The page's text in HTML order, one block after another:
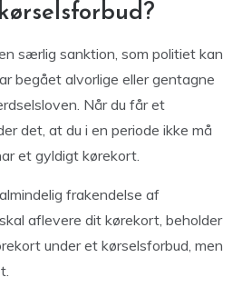
særlig sanktion, som politiet kan
begået alvorlige eller gentagne
Når du får et
det, at du i en periode ikke må
et gyldigt kørekort.
frakendelse af
aflevere dit kørekort, beholder
under et kørselsforbud, men